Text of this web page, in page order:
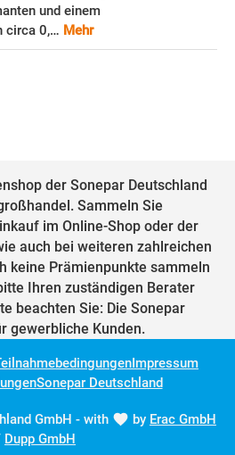
und einem
circa 0,… Mehr
der Sonepar Deutschland
Sammeln Sie
im Online-Shop oder der
auch bei weiteren zahlreichen
keine Prämienpunkte sammeln
Ihren zuständigen Berater
beachten Sie: Die Sonepar
gewerbliche Kunden.
GmbH - with by Erac GmbH
Dupp GmbH
Impressum
Sonepar Deutschland